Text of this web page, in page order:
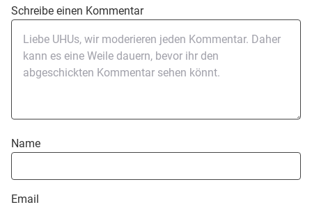
Schreibe einen Kommentar
Name
Email